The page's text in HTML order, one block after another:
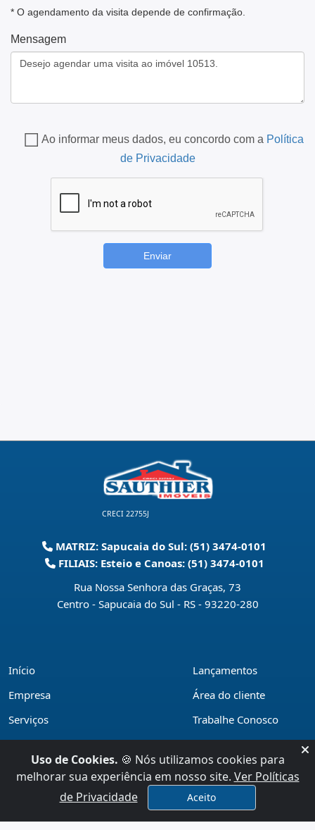
* O agendamento da visita depende de confirmação.
Mensagem
Ao informar meus dados, eu concordo com a Política
de Privacidade
CRECI 22755J
MATRIZ: Sapucaia do Sul: (51) 3474-0101
FILIAIS: Esteio e Canoas: (51) 3474-0101
Rua Nossa Senhora das Graças, 73
Centro - Sapucaia do Sul - RS - 93220-280
Início
Empresa
Serviços
Financiamentos
Locações
Lançamentos
Área do cliente
Trabalhe Conosco
Políticas de privacidade
Contato
Uso de Cookies. 🍪 Nós utilizamos cookies para
melhorar sua experiência em nosso site. Ver Políticas
de Privacidade
Aceito